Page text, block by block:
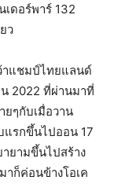
ดอร์พาร์ 132
ว
าแชมป์ไทยแลนด์
2022 ที่ผ่านมาที่
ยๆกับเมื่อวาน
รกขึ้นไปออน 17
ยามขึ้นไปสร้าง
ก็ค่อนข้างโอเค